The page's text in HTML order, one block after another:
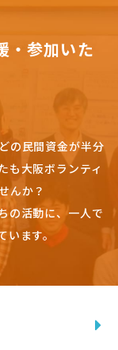
・参加いた
の民間資金が半分
も大阪ボランティ
んか？
の活動に、一人で
います。